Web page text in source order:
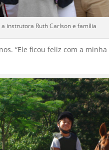
instrutora Ruth Carlson e família
“Ele ficou feliz com a